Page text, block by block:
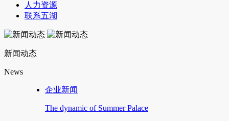
人力资源
联系五湖
新闻动态
News
企业新闻
The dynamic of Summer Palace